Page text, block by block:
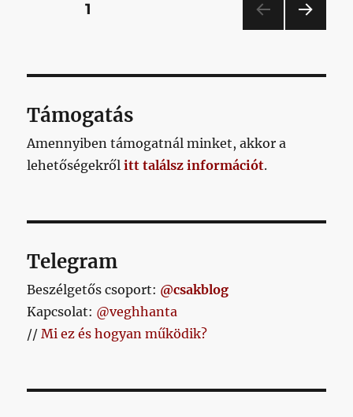
statisztika
akkor
nem
sok
jó
sülhet
Bejegyzések
OLDAL1
OLD
Támogatás
Amennyiben támogatnál minket, akkor a
lehetőségekrőlitt találsz információt.
Telegram
Beszélgetős csoport: @csakblog
Kapcsolat: @veghhanta
//Mi ez és hogyan működik?